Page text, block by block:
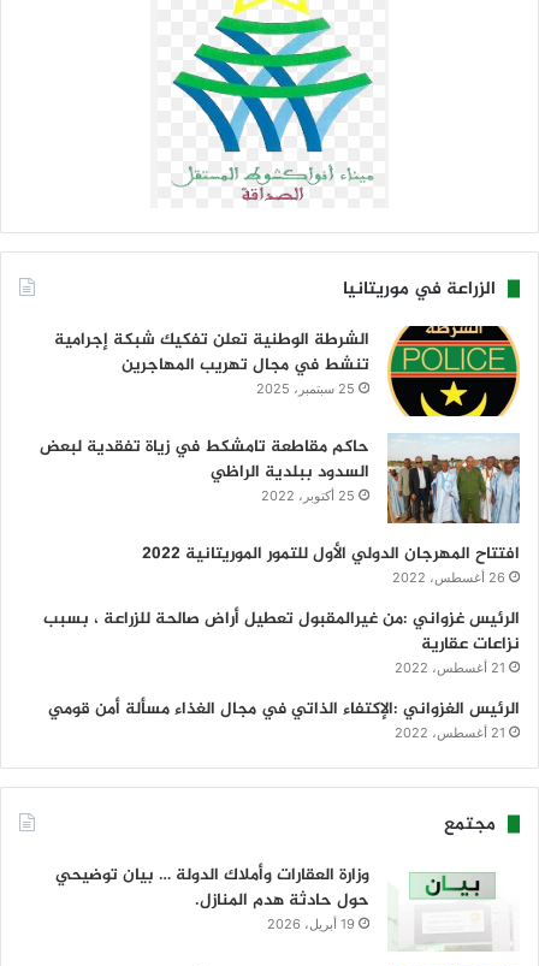
الزراعة في موريتانيا
الشرطة الوطنية تعلن تفكيك شبكة إجرامية
تنشط في مجال تهريب المهاجرين
25 سبتمبر، 2025
حاكم مقاطعة تامشكط في زياة تفقدية لبعض
السدود ببلدية الراظي
25 أكتوبر، 2022
افتتاح المهرجان الدولي الأول للتمور الموريتانية 2022
26 أغسطس، 2022
الرئيس غزواني :من غيرالمقبول تعطيل أراض صالحة للزراعة ، بسبب
نزاعات عقارية
21 أغسطس، 2022
الرئيس الغزواني :الإكتفاء الذاتي في مجال الغذاء مسألة أمن قومي
21 أغسطس، 2022
مجتمع
وزارة العقارات وأملاك الدولة … بيان توضيحي
حول حادثة هدم المنازل.
19 أبريل، 2026